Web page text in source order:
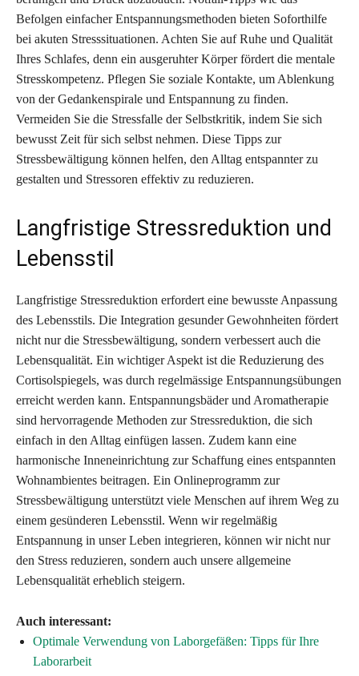
Befolgen einfacher Entspannungsmethoden bieten Soforthilfe
bei akuten Stresssituationen. Achten Sie auf Ruhe und Qualität
Ihres Schlafes, denn ein ausgeruhter Körper fördert die mentale
Stresskompetenz. Pflegen Sie soziale Kontakte, um Ablenkung
von der Gedankenspirale und Entspannung zu finden.
Vermeiden Sie die Stressfalle der Selbstkritik, indem Sie sich
bewusst Zeit für sich selbst nehmen. Diese Tipps zur
Stressbewältigung können helfen, den Alltag entspannter zu
gestalten und Stressoren effektiv zu reduzieren.
Langfristige Stressreduktion und
Lebensstil
Langfristige Stressreduktion erfordert eine bewusste Anpassung
des Lebensstils. Die Integration gesunder Gewohnheiten fördert
nicht nur die Stressbewältigung, sondern verbessert auch die
Lebensqualität. Ein wichtiger Aspekt ist die Reduzierung des
Cortisolspiegels, was durch regelmässige Entspannungsübungen
erreicht werden kann. Entspannungsbäder und Aromatherapie
sind hervorragende Methoden zur Stressreduktion, die sich
einfach in den Alltag einfügen lassen. Zudem kann eine
harmonische Inneneinrichtung zur Schaffung eines entspannten
Wohnambientes beitragen. Ein Onlineprogramm zur
Stressbewältigung unterstützt viele Menschen auf ihrem Weg zu
einem gesünderen Lebensstil. Wenn wir regelmäßig
Entspannung in unser Leben integrieren, können wir nicht nur
den Stress reduzieren, sondern auch unsere allgemeine
Lebensqualität erheblich steigern.
Auch interessant:
Optimale Verwendung von Laborgefäßen: Tipps für Ihre
Laborarbeit